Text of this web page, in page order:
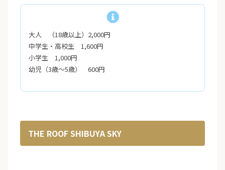
大人 （18歳以上）2,000円
中学生・高校生 1,600円
小学生 1,000円
幼児（3歳～5歳） 600円
THE ROOF SHIBUYA SKY